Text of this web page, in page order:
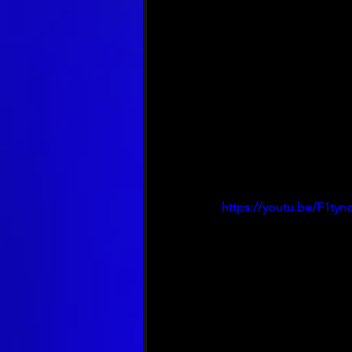
https://youtu.be/